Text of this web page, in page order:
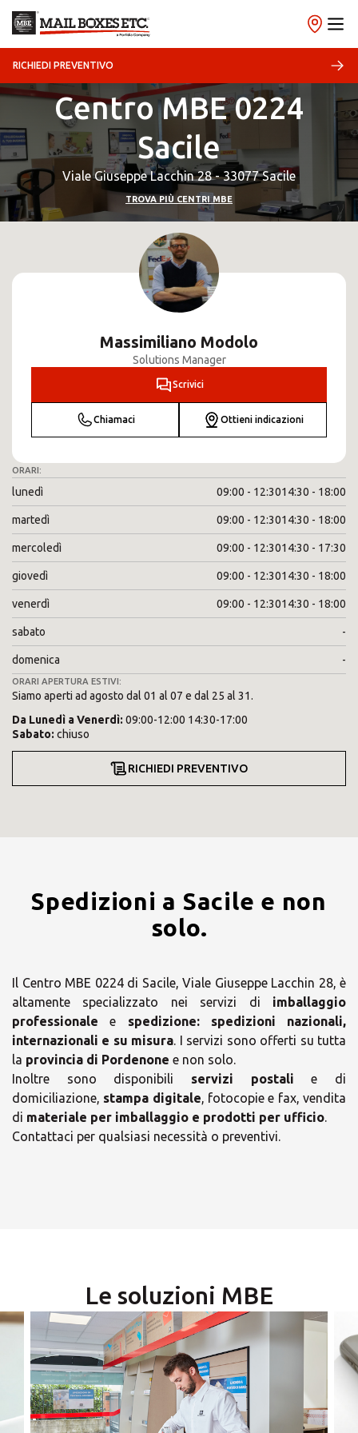
RICHIEDI PREVENTIVO
Centro MBE 0224
Sacile
Viale Giuseppe Lacchin 28 - 33077 Sacile
TROVA PIÙ CENTRI MBE
Massimiliano Modolo
Solutions Manager
Scrivici
Chiamaci Ottieni indicazioni
ORARI:
lunedì 09:00 - 12:3014:30 - 18:00
martedì 09:00 - 12:3014:30 - 18:00
mercoledì 09:00 - 12:3014:30 - 17:30
giovedì 09:00 - 12:3014:30 - 18:00
venerdì 09:00 - 12:3014:30 - 18:00
sabato -
domenica -
ORARI APERTURA ESTIVI:
Siamo aperti ad agosto dal 01 al 07 e dal 25 al 31.
Da Lunedì aVenerdì: 09:00-12:00 14:30-17:00
Sabato: chiuso
RICHIEDI PREVENTIVO
Spedizioni a Sacile e non
solo.
Il Centro MBE 0224 di Sacile, Viale Giuseppe Lacchin 28, è
altamente specializzato nei servizi di imballaggio
professionale e spedizione:
spedizioni nazionali,
internazionali e su misura. I servizi sono offerti su tutta
la provincia di Pordenone e non solo.
Inoltre sono disponibili servizi postali e di
domiciliazione, stampa digitale, fotocopie e fax, vendita
di materiale per imballaggio e prodotti per ufficio.
Contattaci per qualsiasi necessità o preventivi.
Le soluzioni MBE
×
Seleziona un paese
×
martedì
09:00 - 12:30
14:30 - 18:00
mercoledì
09:00 - 12:30
14:30 - 17:30
giovedì
09:00 - 12:30
14:30 - 18:00
venerdì